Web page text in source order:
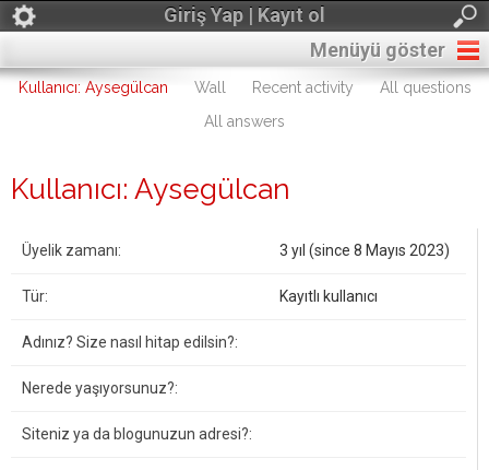
Giriş Yap | Kayıt ol
Menüyü göster
Kullanıcı: Aysegülcan Wall Recent activity
All questions
All answers
Kullanıcı: Aysegülcan
Üyelik zamanı: 3 yıl (since 8 Mayıs 2023)
Tür: Kayıtlı kullanıcı
Adınız? Size nasıl hitap edilsin?:
Nerede yaşıyorsunuz?:
Siteniz ya da blogunuzun adresi?: